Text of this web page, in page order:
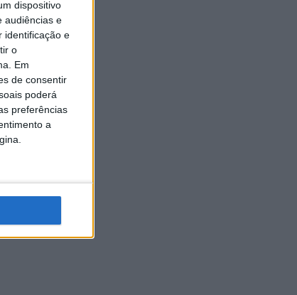
dispositivo
audiências e
identificação e
o
Em
de consentir
poderá
preferências
a